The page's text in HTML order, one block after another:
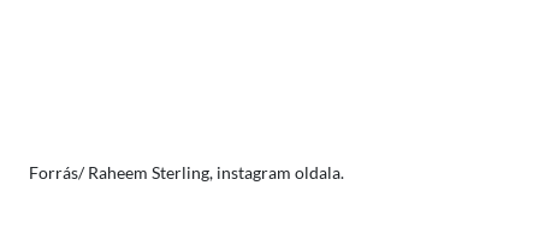
Forrás/ Raheem Sterling, instagram oldala.